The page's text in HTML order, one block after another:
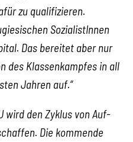
zu qualifizieren.
SozialistInnen
Das bereitet aber nur
des Klassenkampfes in all
Jahren auf.“
wird den Zyklus von Auf-
Die kommende